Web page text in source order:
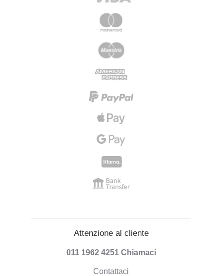
Attenzione al cliente
011 1962 4251 Chiamaci
Contattaci